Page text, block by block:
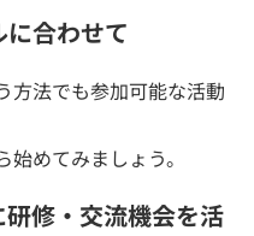
合わせて
方法でも参加可能な活動
めてみましょう。
修・交流機会を活